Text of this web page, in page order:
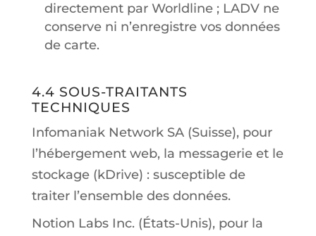
directement par Worldline ; LADV ne
conserve ni n’enregistre vos données
de carte.
4.4 SOUS-TRAITANTS
TECHNIQUES
Infomaniak Network SA (Suisse), pour
l’hébergement web, la messagerie et le
stockage (kDrive) : susceptible de
traiter l’ensemble des données.
Notion Labs Inc. (États-Unis), pour la